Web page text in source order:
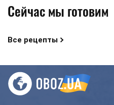
Сейчас мы готовим
Все рецепты